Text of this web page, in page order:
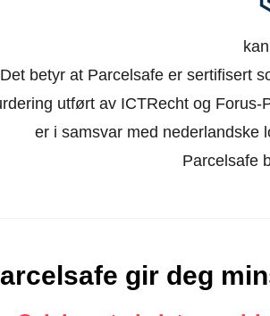
Det betyr at Parcelsafe er sertifisert
utført av ICTRecht og Forus-
er i samsvar med nederlandske
Parcelsafe
gir deg